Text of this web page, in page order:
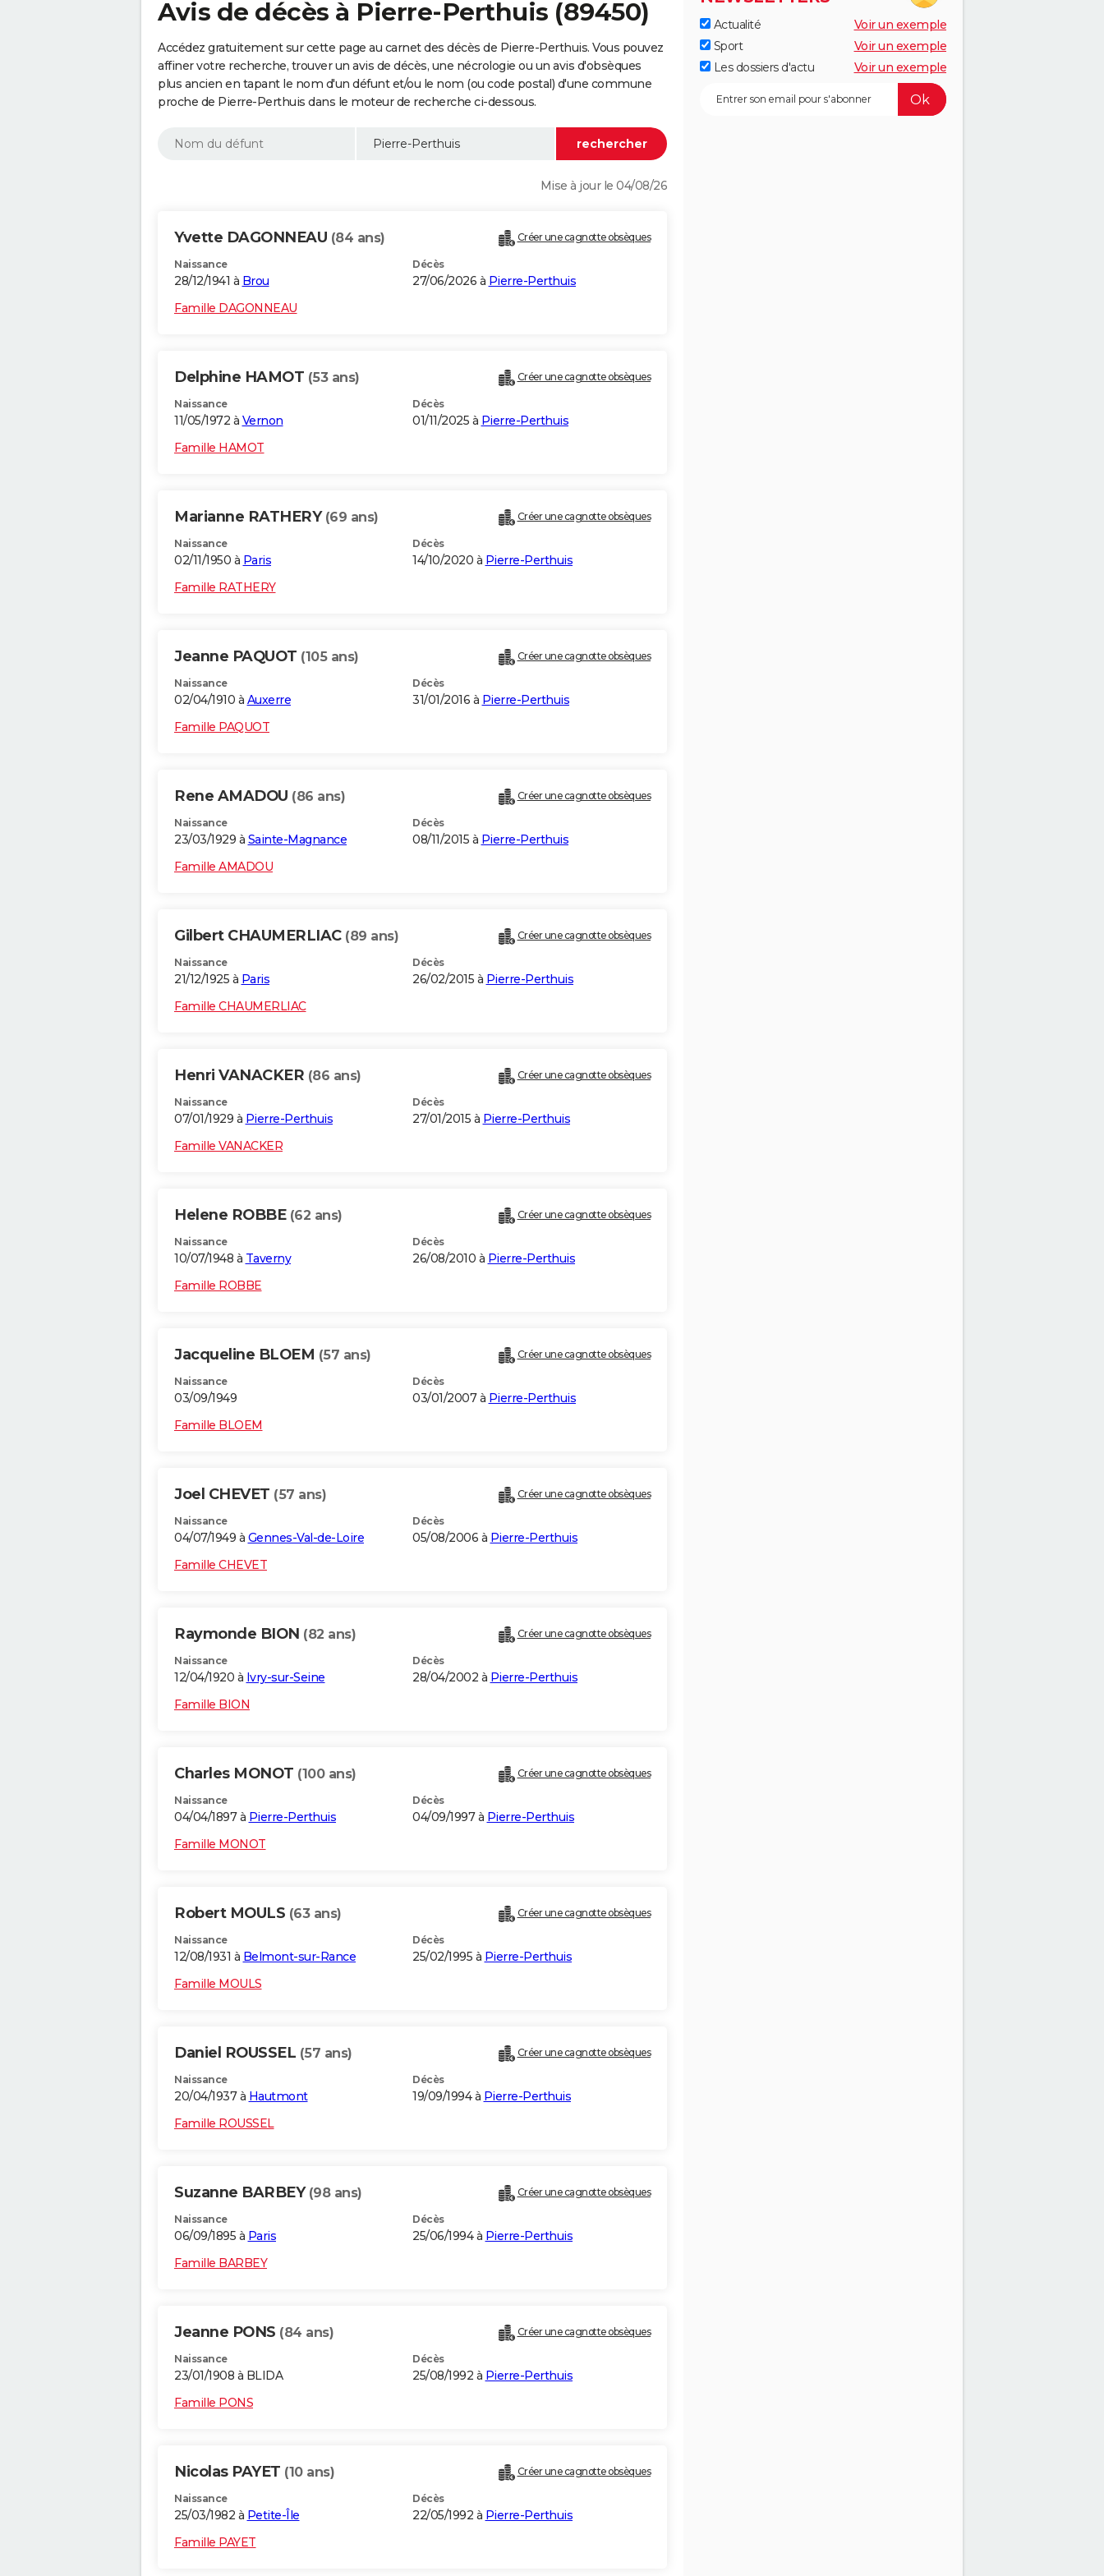
Avis de décès à Pierre-Perthuis (89450)
Accédez gratuitement sur cette page au carnet des décès de Pierre-Perthuis. Vous pouvez
affiner votre recherche, trouver un avis de décès, une nécrologie ou un avis d'obsèques
plus ancien en tapant le nom d'un défunt et/ou le nom (ou code postal) d'une commune
proche de Pierre-Perthuis dans le moteur de recherche ci-dessous.
Mise à jour le 04/08/26
Yvette DAGONNEAU (84 ans) Créer une cagnotte obsèques
Naissance
28/12/1941 à Brou
Décès
27/06/2026 à Pierre-Perthuis
Famille DAGONNEAU
Delphine HAMOT (53 ans) Créer une cagnotte obsèques
Naissance
11/05/1972 à Vernon
Décès
01/11/2025 à Pierre-Perthuis
Famille HAMOT
Marianne RATHERY (69 ans) Créer une cagnotte obsèques
Naissance
02/11/1950 à Paris
Décès
14/10/2020 à Pierre-Perthuis
Famille RATHERY
Jeanne PAQUOT (105 ans) Créer une cagnotte obsèques
Naissance
02/04/1910 à Auxerre
Décès
31/01/2016 à Pierre-Perthuis
Famille PAQUOT
Rene AMADOU (86 ans) Créer une cagnotte obsèques
Naissance
23/03/1929 à Sainte-Magnance
Décès
08/11/2015 à Pierre-Perthuis
Famille AMADOU
Gilbert CHAUMERLIAC (89 ans) Créer une cagnotte obsèques
Naissance
21/12/1925 à Paris
Décès
26/02/2015 à Pierre-Perthuis
Famille CHAUMERLIAC
Henri VANACKER (86 ans) Créer une cagnotte obsèques
Naissance
07/01/1929 à Pierre-Perthuis
Décès
27/01/2015 à Pierre-Perthuis
Famille VANACKER
Helene ROBBE (62 ans) Créer une cagnotte obsèques
Naissance
10/07/1948 à Taverny
Décès
26/08/2010 à Pierre-Perthuis
Famille ROBBE
Jacqueline BLOEM (57 ans) Créer une cagnotte obsèques
Naissance
03/09/1949
Décès
03/01/2007 à Pierre-Perthuis
Famille BLOEM
Joel CHEVET (57 ans) Créer une cagnotte obsèques
Naissance
04/07/1949 à Gennes-Val-de-Loire
Décès
05/08/2006 à Pierre-Perthuis
Famille CHEVET
Raymonde BION (82 ans) Créer une cagnotte obsèques
Naissance
12/04/1920 à Ivry-sur-Seine
Décès
28/04/2002 à Pierre-Perthuis
Famille BION
Charles MONOT (100 ans) Créer une cagnotte obsèques
Naissance
04/04/1897 à Pierre-Perthuis
Décès
04/09/1997 à Pierre-Perthuis
Famille MONOT
Robert MOULS (63 ans) Créer une cagnotte obsèques
Naissance
12/08/1931 à Belmont-sur-Rance
Décès
25/02/1995 à Pierre-Perthuis
Famille MOULS
Daniel ROUSSEL (57 ans) Créer une cagnotte obsèques
Naissance
20/04/1937 à Hautmont
Décès
19/09/1994 à Pierre-Perthuis
Famille ROUSSEL
Suzanne BARBEY (98 ans) Créer une cagnotte obsèques
Naissance
06/09/1895 à Paris
Décès
25/06/1994 à Pierre-Perthuis
Famille BARBEY
Jeanne PONS (84 ans) Créer une cagnotte obsèques
Naissance
23/01/1908 à BLIDA
Décès
25/08/1992 à Pierre-Perthuis
Famille PONS
Nicolas PAYET (10 ans) Créer une cagnotte obsèques
Naissance
25/03/1982 à Petite-Île
Décès
22/05/1992 à Pierre-Perthuis
Famille PAYET
Actualité
Voir un exemple
Sport
Voir un exemple
Les dossiers d'actu
Voir un exemple